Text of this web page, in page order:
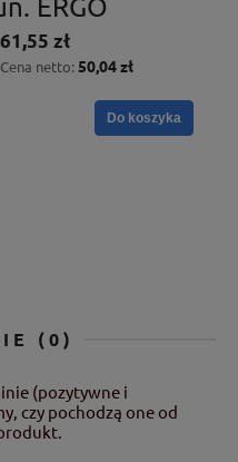
61,55 zł
Cena netto: 50,04 zł
Do koszyka
(0)
(pozytywne i
czy pochodzą one od